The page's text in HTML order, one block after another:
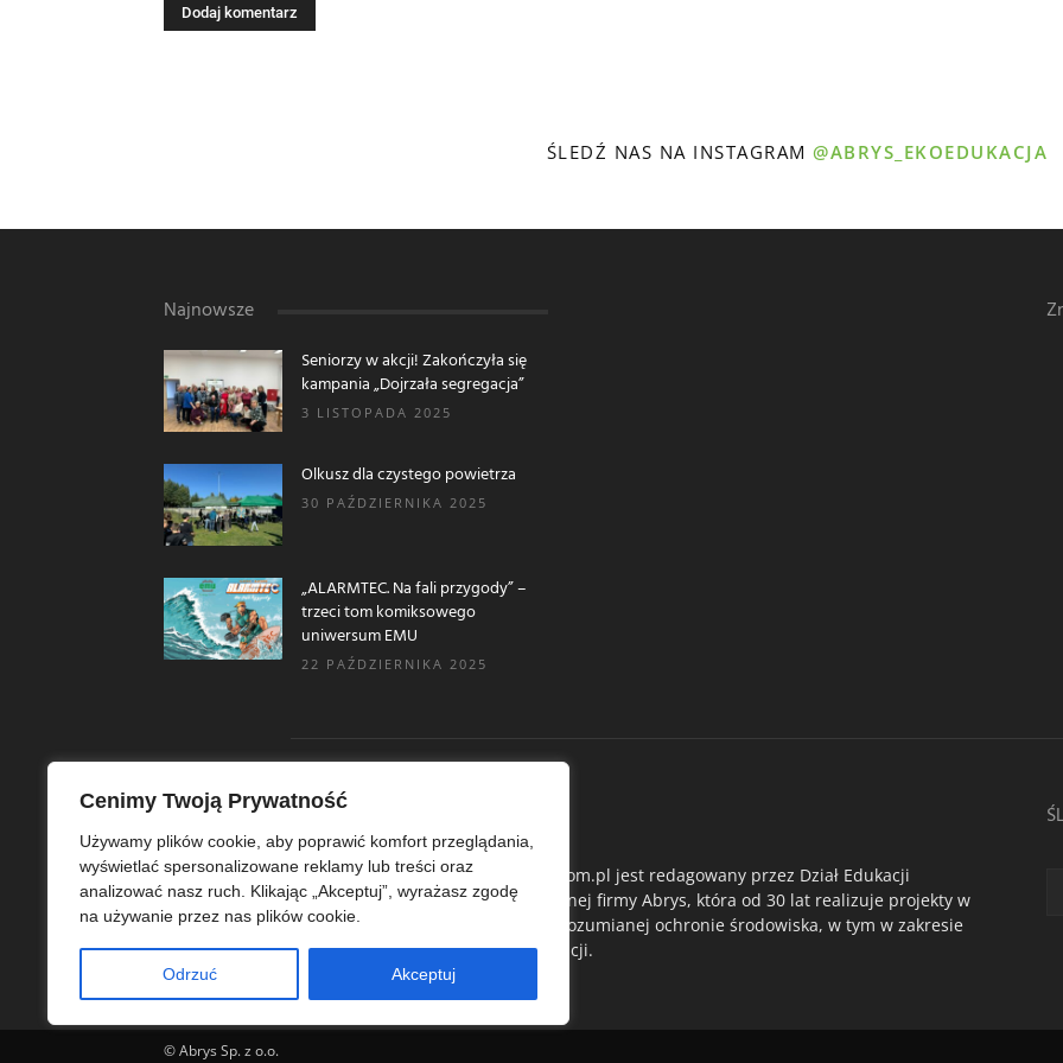
Cenimy Twoją Prywatność
Używamy plików cookie, aby poprawić komfort przeglądania,
wyświetlać spersonalizowane reklamy lub treści oraz
analizować nasz ruch. Klikając „Akceptuj”, wyrażasz zgodę
na używanie przez nas plików cookie.
Odrzuć Akceptuj
ŚLEDŹ NAS NA INSTAGRAM@ABRYS_EKOEDUKACJA
Najnowsze
Seniorzy w akcji! Zakończyła się
kampania „Dojrzała segregacja”
3 LISTOPADA 2025
Olkusz dla czystego powietrza
30 PAŹDZIERNIKA 2025
„ALARMTEC. Na fali przygody” –
trzeci tom komiksowego
uniwersum EMU
22 PAŹDZIERNIKA 2025
Ekoedu.com.pl jest redagowany przez Dział Edukacji
Ekologicznej firmy Abrys, która od 30 lat realizuje projekty w
szeroko rozumianej ochronie środowiska, w tym w zakresie
ekoedukacji.
© Abrys Sp. z o.o.